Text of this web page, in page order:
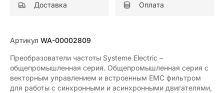
Доставка Оплата
Артикул WA-00002809
Преобразователи частоты Systeme Electric –
общепромышленная серия. Общепромышленная серия с
векторным управлением и встроенным ЕМС фильтром
для работы с синхронными и асинхронными двигателями,